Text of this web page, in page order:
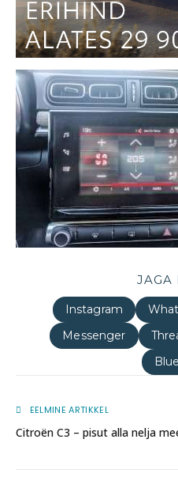
JAGA
Instagram
Messenger
EELMINE ARTIKKEL
Citroën C3 – pisut alla nelja